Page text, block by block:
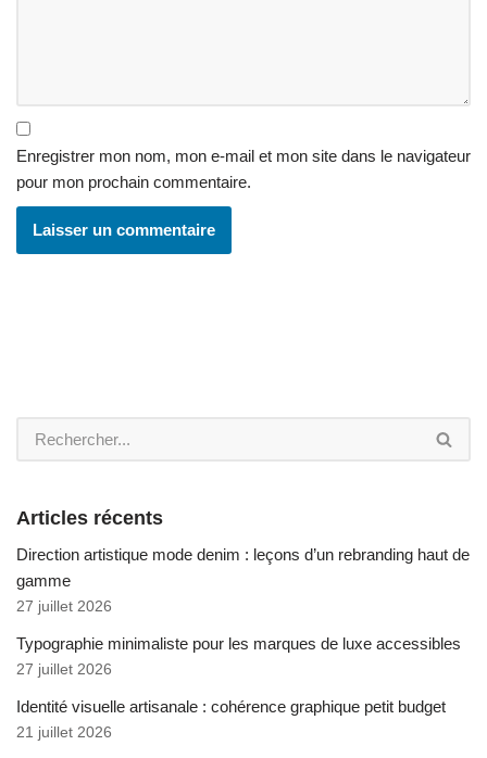
Enregistrer mon nom, mon e-mail et mon site dans le navigateur
pour mon prochain commentaire.
Articles récents
Direction artistique mode denim : leçons d’un rebranding haut de
gamme
27 juillet 2026
Typographie minimaliste pour les marques de luxe accessibles
27 juillet 2026
Identité visuelle artisanale : cohérence graphique petit budget
21 juillet 2026